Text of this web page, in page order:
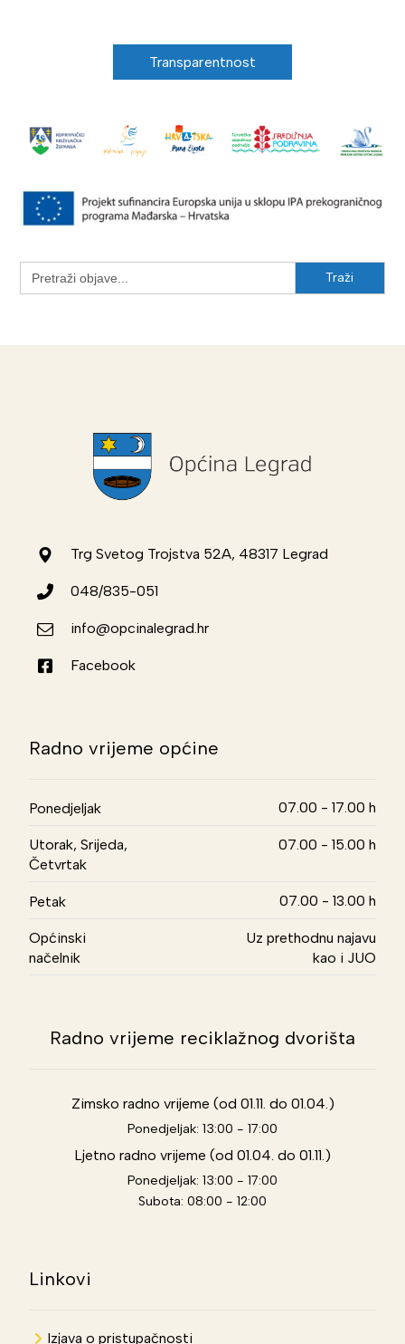
Transparentnost
Search
for:
Trg Svetog Trojstva 52A, 48317 Legrad
048/835-051
info@opcinalegrad.hr
Facebook
Radno vrijeme općine
Ponedjeljak 07.00 - 17.00 h
Utorak, Srijeda,
Četvrtak
07.00 - 15.00 h
Petak 07.00 - 13.00 h
Općinski
načelnik
Uz prethodnu najavu
kao i JUO
Radno vrijeme reciklažnog dvorišta
Zimsko radno vrijeme (od 01.11. do 01.04.)
Ponedjeljak: 13:00 - 17:00
Ljetno radno vrijeme (od 01.04. do 01.11.)
Ponedjeljak: 13:00 - 17:00
Subota: 08:00 - 12:00
Linkovi
Izjava o pristupačnosti